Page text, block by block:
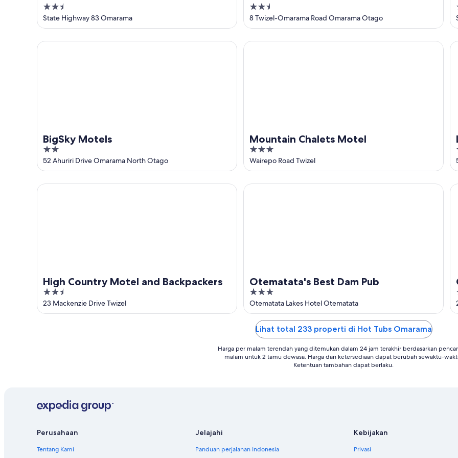
2.5
out
of
5
State Highway 83 Omarama
2.5
out
of
5
8 Twizel-Omarama Road Omarama Otago
BigSky Motels
2
out
of
5
52 Ahuriri Drive Omarama North Otago
BigSky Motels
Mountain Chalets Motel
3
out
of
5
Wairepo Road Twizel
Mountain Chalets Motel
High Country Motel and Backpackers
2.5
out
of
23 Mackenzie Drive Twizel
High Country Motel and Backpackers
Otematata's Best Dam Pub
3
out
of
Otematata Lakes Hotel Otematata
Otematata's Best Dam Pub
Lihat total 233 properti di Hot Tubs Omarama
Harga per malam terendah yang ditemukan dalam 24 jam terakhir berdasarkan
malam untuk 2 tamu dewasa. Harga dan ketersediaan dapat berubah sewaktu-
Ketentuan tambahan dapat berlaku.
Perusahaan
Tentang Kami
Jelajahi
Panduan perjalanan Indonesia
Kebijakan
Privasi